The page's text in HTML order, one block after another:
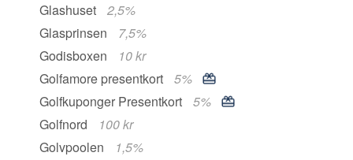
Glashuset
2,5%
Glasprinsen
7,5%
Godisboxen
10 kr
Golfamore presentkort
5%
Golfkuponger Presentkort
5%
Golfnord
100 kr
Golvpoolen
1,5%